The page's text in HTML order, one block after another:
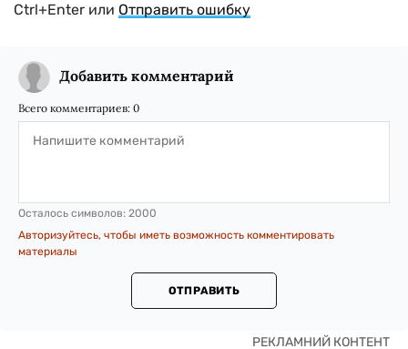
Ctrl+Enter или Отправить ошибку
Добавить комментарий
Всего комментариев: 0
Осталось символов: 2000
Авторизуйтесь, чтобы иметь возможность комментировать
материалы
ОТПРАВИТЬ